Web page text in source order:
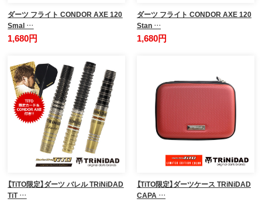
ダーツ フライト CONDOR AXE 120
Smal …
1,680円
ダーツ フライト CONDOR AXE 120
Stan …
1,680円
【TiTO限定】ダーツ バレル TRiNiDAD
TiT …
【TiTO限定】ダーツケース TRiNiDAD
CAPA …